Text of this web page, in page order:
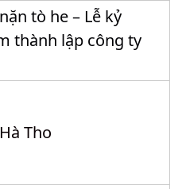
tò he – Lễ kỷ
thành lập công ty
Tho